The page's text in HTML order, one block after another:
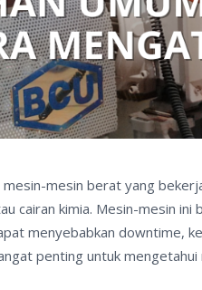
mesin berat yang
cairan kimia. Mesin-mesin
menyebabkan downtime,
penting untuk